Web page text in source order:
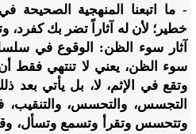
- ما اتبعنا المنهجية الصحيحة
خطير؛ لأن له آثاراً تضر بك كفرد،
آثار سوء الظن: الوقوع في
سوء الظن، يعني لا تنتهي فقط
وتقع في الإثم، لا، بل يأتي بعد
التجسس، والتحسس،
وتتحسس وتقرأ وتسمع وتسأل،